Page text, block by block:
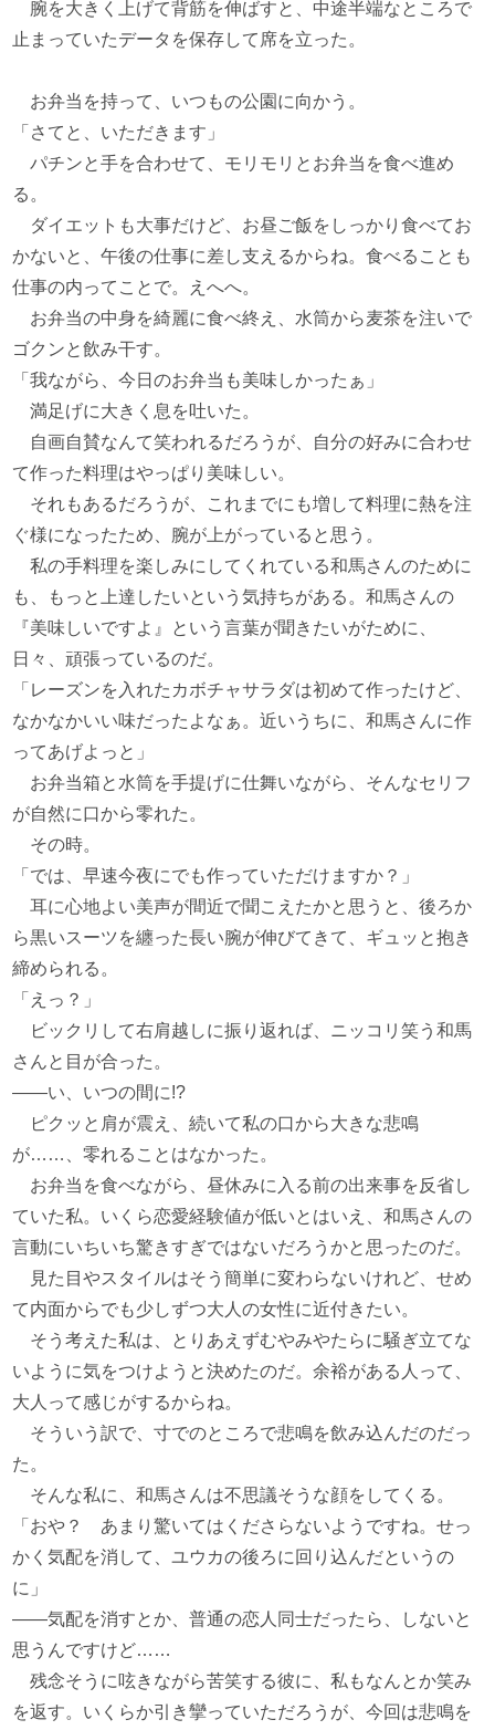
腕を大きく上げて背筋を伸ばすと、中途半端なところで
止まっていたデータを保存して席を立った。
お弁当を持って、いつもの公園に向かう。
「さてと、いただきます」
パチンと手を合わせて、モリモリとお弁当を食べ進め
る。
ダイエットも大事だけど、お昼ご飯をしっかり食べてお
かないと、午後の仕事に差し支えるからね。食べることも
仕事の内ってことで。えへへ。
お弁当の中身を綺麗に食べ終え、水筒から麦茶を注いで
ゴクンと飲み干す。
「我ながら、今日のお弁当も美味しかったぁ」
満足げに大きく息を吐いた。
自画自賛なんて笑われるだろうが、自分の好みに合わせ
て作った料理はやっぱり美味しい。
それもあるだろうが、これまでにも増して料理に熱を注
ぐ様になったため、腕が上がっていると思う。
私の手料理を楽しみにしてくれている和馬さんのために
も、もっと上達したいという気持ちがある。和馬さんの
『美味しいですよ』という言葉が聞きたいがために、
日々、頑張っているのだ。
「レーズンを入れたカボチャサラダは初めて作ったけど、
なかなかいい味だったよなぁ。近いうちに、和馬さんに作
ってあげよっと」
お弁当箱と水筒を手提げに仕舞いながら、そんなセリフ
が自然に口から零れた。
その時。
「では、早速今夜にでも作っていただけますか？」
耳に心地よい美声が間近で聞こえたかと思うと、後ろか
ら黒いスーツを纏った長い腕が伸びてきて、ギュッと抱き
締められる。
「えっ？」
ビックリして右肩越しに振り返れば、ニッコリ笑う和馬
さんと目が合った。
――い、いつの間に!?
ピクッと肩が震え、続いて私の口から大きな悲鳴
が……、零れることはなかった。
お弁当を食べながら、昼休みに入る前の出来事を反省し
ていた私。いくら恋愛経験値が低いとはいえ、和馬さんの
言動にいちいち驚きすぎではないだろうかと思ったのだ。
見た目やスタイルはそう簡単に変わらないけれど、せめ
て内面からでも少しずつ大人の女性に近付きたい。
そう考えた私は、とりあえずむやみやたらに騒ぎ立てな
いように気をつけようと決めたのだ。余裕がある人って、
大人って感じがするからね。
そういう訳で、寸でのところで悲鳴を飲み込んだのだっ
た。
そんな私に、和馬さんは不思議そうな顔をしてくる。
「おや？ あまり驚いてはくださらないようですね。せっ
かく気配を消して、ユウカの後ろに回り込んだというの
に」
――気配を消すとか、普通の恋人同士だったら、しないと
思うんですけど……
残念そうに呟きながら苦笑する彼に、私もなんとか笑み
を返す。いくらか引き攣っていただろうが、今回は悲鳴を